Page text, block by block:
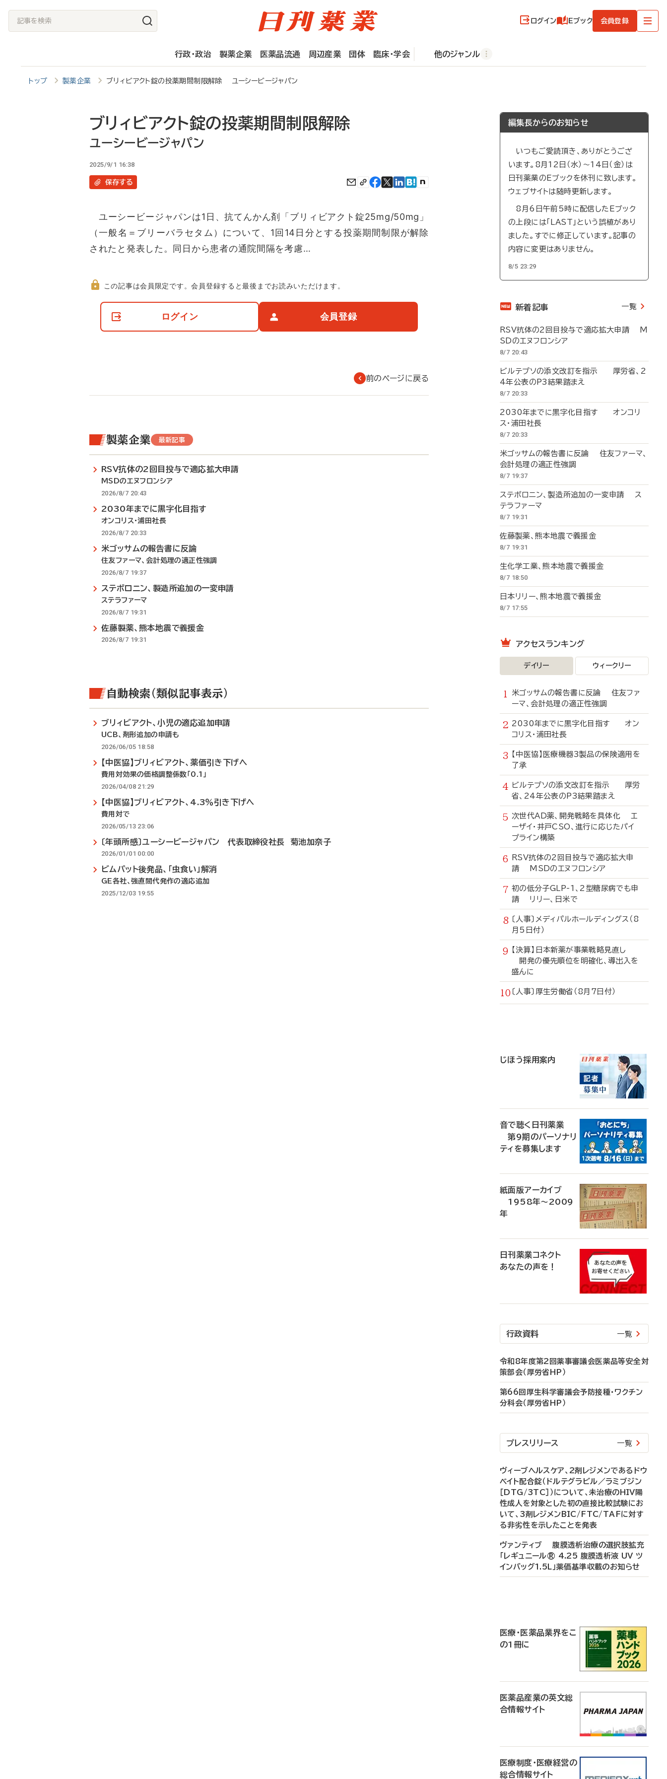
記
事
ログイン Eブック 会員登録
行政・政治 製薬企業 医薬品流通 周辺産業 団体 臨床・学会 他のジャンル
トップ 製薬企業 ブリィビアクト錠の投薬期間制限解除 ユーシービージャパン
ブリィビアクト錠の投薬期間制限解除
ユーシービージャパン
2025/9/1 16:38
保存する
ユーシービージャパンは1日、抗てんかん剤「ブリィビアクト錠25mg/50mg」
（一般名＝ブリーバラセタム）について、1回14日分とする投薬期間制限が解除
されたと発表した。同日から患者の通院間隔を考慮…
て
この記事は会員限定です。会員登録すると最後までお読みいただけます。
ログイン 会員登録
前のページに戻る
製薬企業 最新記事
RSV抗体の2回目投与で適応拡大申請
MSDのエヌフロンシア
2026/8/7 20:43
2030年までに黒字化目指す
オンコリス・浦田社長
2026/8/7 20:33
米ゴッサムの報告書に反論
住友ファーマ、会計処理の適正性強調
2026/8/7 19:37
ステボロニン、製造所追加の一変申請
ステラファーマ
2026/8/7 19:31
佐藤製薬、熊本地震で義援金
2026/8/7 19:31
自動検索（類似記事表示）
ブリィビアクト、小児の適応追加申請
UCB、剤形追加の申請も
2026/06/05 18:58
【中医協】ブリィビアクト、薬価引き下げへ
費用対効果の価格調整係数「0.1」
2026/04/08 21:29
【中医協】ブリィビアクト、4.3％引き下げへ
費用対で
2026/05/13 23:06
〔年頭所感〕ユーシービージャパン 代表取締役社長 菊池加奈子
2026/01/01 00:00
ビムパット後発品、「虫食い」解消
GE各社、強直間代発作の適応追加
2025/12/03 19:55
編集長からのお知らせ
いつもご愛読頂き、ありがとうござ
います。8月12日（水）～14日（金）は
日刊薬業のEブックを休刊に致します。
ウェブサイトは随時更新します。
8月6日午前5時に配信したEブック
の上段には「LAST」という誤植があり
ました。すでに修正しています。記事の
内容に変更はありません。
8/5 23:29
新着記事 一覧
RSV抗体の2回目投与で適応拡大申請 M
SDのエヌフロンシア
8/7 20:43
ビルテプソの添文改訂を指示 厚労省、2
4年公表のP3結果踏まえ
8/7 20:33
2030年までに黒字化目指す オンコリ
ス・浦田社長
8/7 20:33
米ゴッサムの報告書に反論 住友ファーマ、
会計処理の適正性強調
8/7 19:37
ステボロニン、製造所追加の一変申請 ス
テラファーマ
8/7 19:31
佐藤製薬、熊本地震で義援金
8/7 19:31
生化学工業、熊本地震で義援金
8/7 18:50
日本リリー、熊本地震で義援金
8/7 17:55
アクセスランキング
デイリー ウィークリー
米ゴッサムの報告書に反論 住友ファ
ーマ、会計処理の適正性強調
2030年までに黒字化目指す オン
コリス・浦田社長
【中医協】医療機器3製品の保険適用を
了承
ビルテプソの添文改訂を指示 厚労
省、24年公表のP3結果踏まえ
次世代AD薬、開発戦略を具体化 エ
ーザイ・井戸CSO、進行に応じたパイ
プライン構築
RSV抗体の2回目投与で適応拡大申
請 MSDのエヌフロンシア
初の低分子GLP-1、2型糖尿病でも申
請 リリー、日米で
〔人事〕メディパルホールディングス（8
月5日付）
【決算】日本新薬が事業戦略見直し
開発の優先順位を明確化、導出入を
盛んに
〔人事〕厚生労働省（8月7日付）
じほう採用案内
音で聴く日刊薬業
第9期のパーソナリ
ティを募集します
紙面版アーカイブ
1958年～2009
年
日刊薬業コネクト
あなたの声を！
行政資料 一覧
令和8年度第2回薬事審議会医薬品等安全対
策部会（厚労省HP）
第66回厚生科学審議会予防接種・ワクチン
分科会（厚労省HP）
プレスリリース 一覧
ヴィーブヘルスケア、2剤レジメンであるドウ
ベイト配合錠（ドルテグラビル／ラミブジン
［DTG/3TC］）について、未治療のHIV陽
性成人を対象とした初の直接比較試験にお
いて、3剤レジメンBIC/FTC/TAFに対す
る非劣性を示したことを発表
ヴァンティブ 腹膜透析治療の選択肢拡充
「レギュニール® 4.25 腹膜透析液 UV ツ
インバッグ1.5L」薬価基準収載のお知らせ
医療・医薬品業界をこ
の1冊に
医薬品産業の英文総
合情報サイト
医療制度・医療経営の
総合情報サイト